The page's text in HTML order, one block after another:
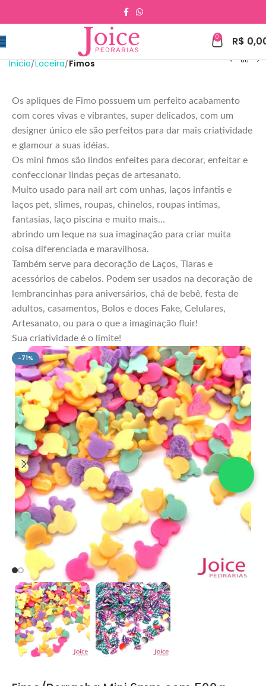
0 R$
Início Laceira Fimos
-71%
Os apliques de Fimo possuem um perfeito acabamento
com cores vivas e vibrantes, super delicados, com um
designer único ele são perfeitos para dar mais criatividade
e glamour a suas idéias.
Os mini fimos são lindos enfeites para decorar, enfeitar e
confeccionar lindas peças de artesanato.
Muito usado para nail art com unhas, laços infantis e
laços pet, slimes, roupas, chinelos, roupas intimas,
fantasias, laço piscina e muito mais…
abrindo um leque na sua imaginação para criar muita
coisa diferenciada e maravilhosa.
Também serve para decoração de Laços, Tiaras e
acessórios de cabelos. Podem ser usados na decoração de
lembrancinhas para aniversários, chá de bebê, festa de
adultos, casamentos, Bolos e doces Fake, Celulares,
Artesanato, ou para o que a imaginação fluir!
Sua criatividade é o limite!